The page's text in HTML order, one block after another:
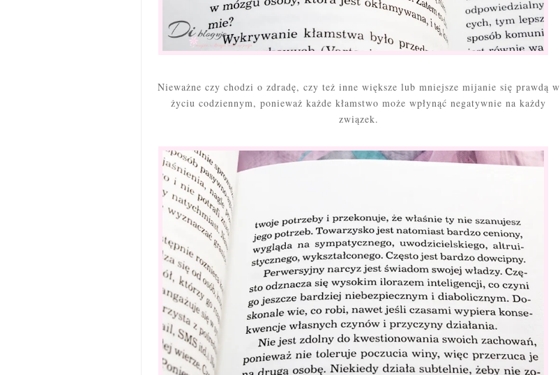
Nieważne czy chodzi o zdradę, czy też inne większe lub mniejsze mijanie się prawdą w
życiu codziennym, ponieważ każde kłamstwo może wpłynąć negatywnie na każdy
związek.